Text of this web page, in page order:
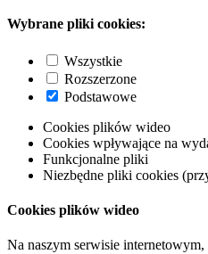
Wybrane pliki cookies:
Wszystkie
Rozszerzone
Podstawowe
Cookies plików wideo
Cookies wpływające na
Funkcjonalne pliki
Niezbędne pliki cookies
Cookies plików wideo
Na naszym serwisie